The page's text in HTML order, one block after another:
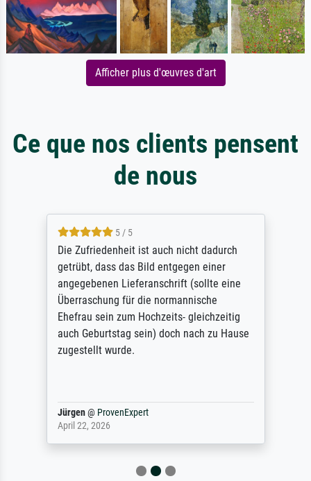
Afficher plus d'œuvres d'art
Ce que nos clients pensent
de nous
5 / 5
Die Zufriedenheit ist auch nicht dadurch
getrübt, dass das Bild entgegen einer
angegebenen Lieferanschrift (sollte eine
Überraschung für die normannische
Ehefrau sein zum Hochzeits- gleichzeitig
auch Geburtstag sein) doch nach zu Hause
zugestellt wurde.
Jürgen@ ProvenExpert
April 22, 2026